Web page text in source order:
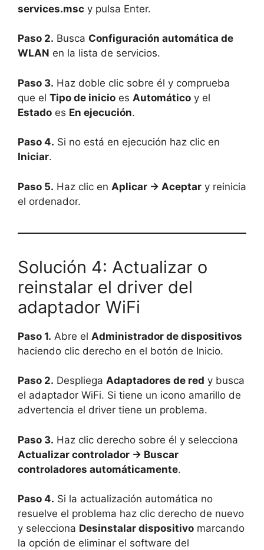
services.msc y pulsa Enter.
Paso 2. Busca Configuración automática de
WLAN en la lista de servicios.
Paso 3. Haz doble clic sobre él y comprueba
que el Tipo de inicio es Automático y el
Estado es En ejecución.
Paso 4. Si no está en ejecución haz clic en
Iniciar.
Paso 5. Haz clic en Aplicar → Aceptar y reinicia
el ordenador.
Solución 4: Actualizar o
reinstalar el driver del
adaptador WiFi
Paso 1. Abre el Administrador de dispositivos
haciendo clic derecho en el botón de Inicio.
Paso 2. Despliega Adaptadores de red y busca
el adaptador WiFi. Si tiene un icono amarillo de
advertencia el driver tiene un problema.
Paso 3. Haz clic derecho sobre él y selecciona
Actualizar controlador → Buscar
controladores automáticamente.
Paso 4. Si la actualización automática no
resuelve el problema haz clic derecho de nuevo
y selecciona Desinstalar dispositivo marcando
la opción de eliminar el software del